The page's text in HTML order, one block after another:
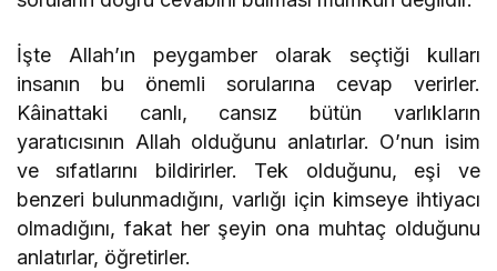
İşte Allah’ın peygamber olarak seçtiği kulları
insanın bu önemli sorularına cevap verirler.
Kâinattaki canlı, cansız bütün varlıkların
yaratıcısının Allah olduğunu anlatırlar. O’nun isim
ve sıfatlarını bildirirler. Tek olduğunu, eşi ve
benzeri bulunmadığını, varlığı için kimseye ihtiyacı
olmadığını, fakat her şeyin ona muhtaç olduğunu
anlatırlar, öğretirler.